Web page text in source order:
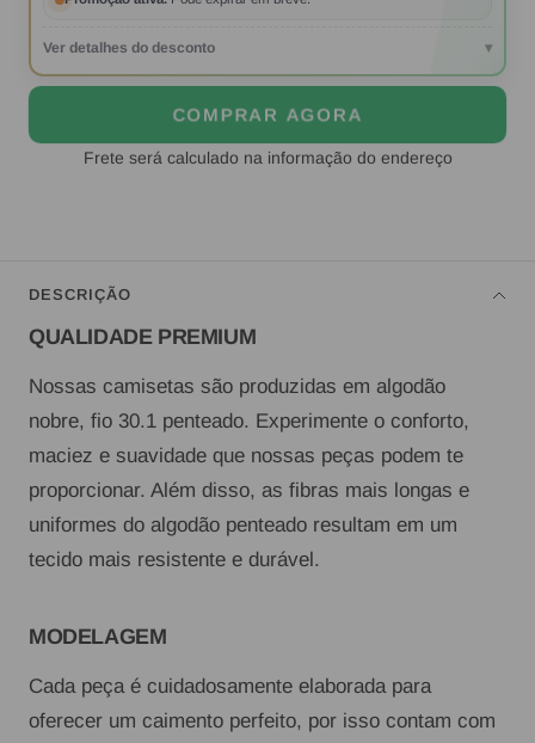
Ver detalhes do desconto ▾
COMPRAR AGORA
Frete será calculado na informação do endereço
DESCRIÇÃO
QUALIDADE PREMIUM
Nossas camisetas são produzidas em algodão
nobre, fio 30.1 penteado. Experimente o conforto,
maciez e suavidade que nossas peças podem te
proporcionar. Além disso, as fibras mais longas e
uniformes do algodão penteado resultam em um
tecido mais resistente e durável.
MODELAGEM
Cada peça é cuidadosamente elaborada para
oferecer um caimento perfeito, por isso contam com